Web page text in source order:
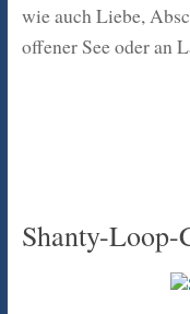
wie auch Liebe,
offener See oder an
Shanty-Loop-